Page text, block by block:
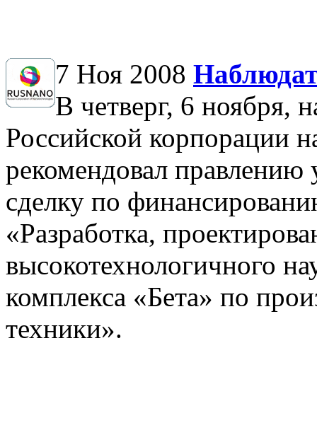
7 Ноя 2008
В четверг, 6 ноября,
Российской
рекомендовал
сделку по
«Разработка,
высокотехнологичного
комплекса «Бета» по
техники».